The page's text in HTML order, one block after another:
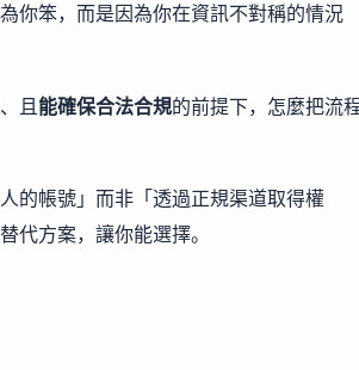
你笨，而是因為你在資訊不對稱的情況
、且 能確保合法合規的前提下，怎麼把流
的帳號」而非「透過正規渠道取得權
代方案，讓你能選擇。